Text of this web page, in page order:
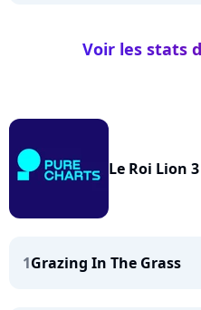
Voir les stats
Le Roi Lion
1Grazing In The Grass